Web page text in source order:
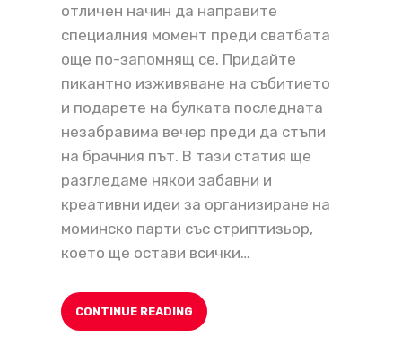
отличен начин да направите
специалния момент преди сватбата
още по-запомнящ се. Придайте
пикантно изживяване на събитието
и подарете на булката последната
незабравима вечер преди да стъпи
на брачния път. В тази статия ще
разгледаме някои забавни и
креативни идеи за организиране на
моминско парти със стриптизьор,
което ще остави всички…
CONTINUE READING